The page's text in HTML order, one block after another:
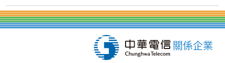
關係企業